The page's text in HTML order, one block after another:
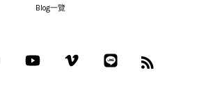
Blog一覽
Instagram YouTube